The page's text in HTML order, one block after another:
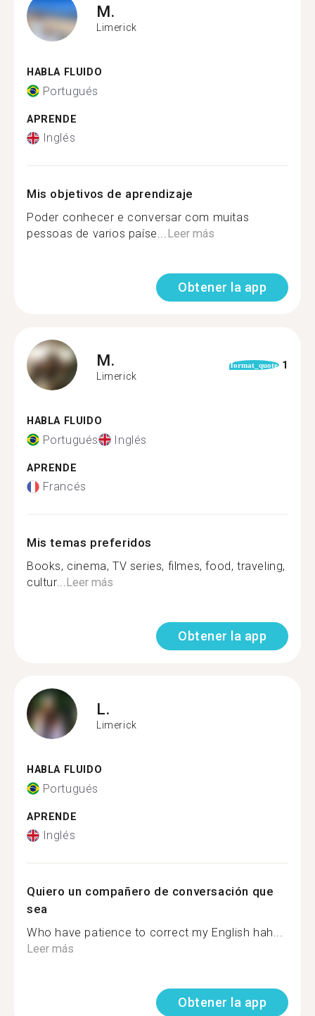
M.
Limerick
HABLA FLUIDO
Portugués
APRENDE
Inglés
Mis objetivos de aprendizaje
Poder conhecer e conversar com muitas
pessoas de varios paíse...Leer más
Obtener la app
M.
Limerick
format_quote 1
HABLA FLUIDO
Portugués Inglés
APRENDE
Francés
Mis temas preferidos
Books, cinema, TV series, filmes, food, traveling,
cultur...Leer más
Obtener la app
L.
Limerick
HABLA FLUIDO
Portugués
APRENDE
Inglés
Quiero un compañero de conversación que
sea
Who have patience to correct my English hah...
Leer más
Obtener la app